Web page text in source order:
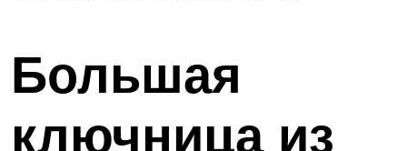
Большая
ключница из